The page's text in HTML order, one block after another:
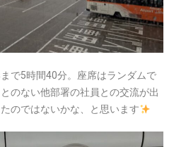
で5時間40分。座席はランダムで
のない他部署の社員との交流が出
のではないかな、と思います